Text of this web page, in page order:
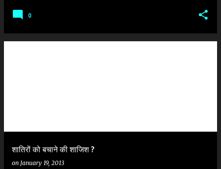
0
शातिरों को बचाने की शाजिश ?
on January 19, 2013